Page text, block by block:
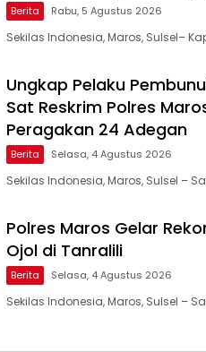
Berita Rabu, 5 Agustus 2026
Sekilas Indonesia, Maros, Sulsel–
Ungkap Pelaku
Sat Reskrim Polres
Peragakan 24 Adegan
Berita Selasa, 4 Agustus 2026
Sekilas Indonesia, Maros, Sulsel –
Polres Maros Gelar
Ojol di Tanralili
Berita Selasa, 4 Agustus 2026
Sekilas Indonesia, Maros, Sulsel –